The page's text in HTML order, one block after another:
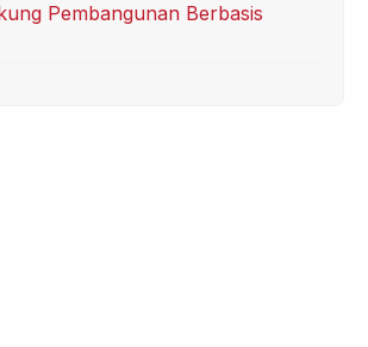
Pembangunan Berbasis